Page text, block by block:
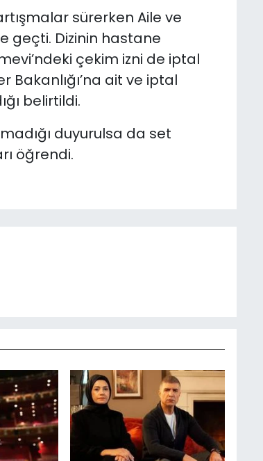
sürerken Aile ve
geçti. Dizinin hastane
çekim izni de iptal
Bakanlığı’na ait ve iptal
belirtildi.
duyurulsa da set
öğrendi.